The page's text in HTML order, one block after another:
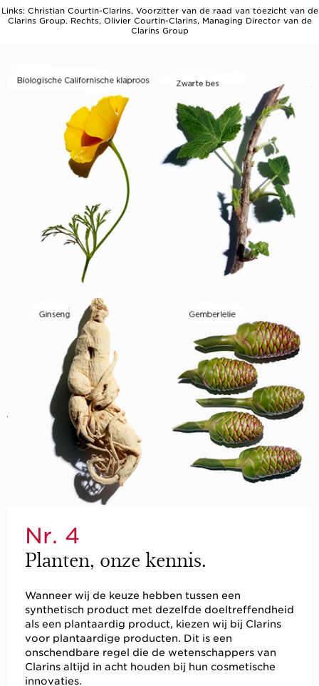
Links: Christian Courtin-Clarins, Voorzitter van de raad van toezicht van de
Clarins Group. Rechts, Olivier Courtin-Clarins, Managing Director van de
Clarins Group
Nr. 4
Planten, onze kennis.
Wanneer wij de keuze hebben tussen een
synthetisch product met dezelfde doeltreffendheid
als een plantaardig product, kiezen wij bij Clarins
voor plantaardige producten. Dit is een
onschendbare regel die de wetenschappers van
Clarins altijd in acht houden bij hun cosmetische
innovaties.